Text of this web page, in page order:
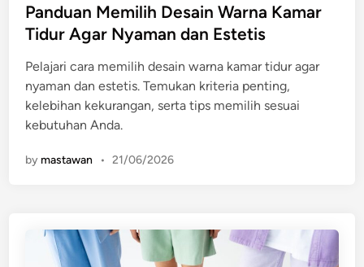
s
t
d
i
n
Panduan Memilih Desain Warna Kamar
Tidur Agar Nyaman dan Estetis
Pelajari cara memilih desain warna kamar tidur agar
nyaman dan estetis. Temukan kriteria penting,
kelebihan kekurangan, serta tips memilih sesuai
kebutuhan Anda.
by mastawan • 21/06/2026